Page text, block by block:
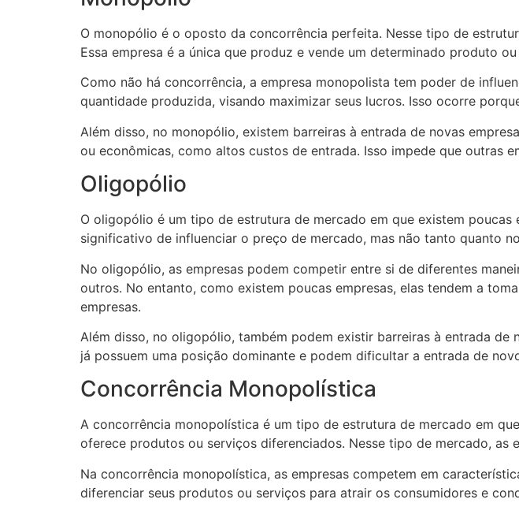
O monopólio é o oposto da concorrência perfeita. Nesse tipo de
Essa empresa é a única que produz e vende um determinado produto
Como não há concorrência, a empresa monopolista tem poder de
quantidade produzida, visando maximizar seus lucros. Isso ocorre
Além disso, no monopólio, existem barreiras à entrada de novas
ou econômicas, como altos custos de entrada. Isso impede que outras
Oligopólio
O oligopólio é um tipo de estrutura de mercado em que existem
significativo de influenciar o preço de mercado, mas não tanto quanto
No oligopólio, as empresas podem competir entre si de diferentes
outros. No entanto, como existem poucas empresas, elas tendem a
empresas.
Além disso, no oligopólio, também podem existir barreiras à entrada
já possuem uma posição dominante e podem dificultar a entrada de
Concorrência Monopolística
A concorrência monopolística é um tipo de estrutura de mercado em
oferece produtos ou serviços diferenciados. Nesse tipo de mercado,
Na concorrência monopolística, as empresas competem em
diferenciar seus produtos ou serviços para atrair os consumidores e